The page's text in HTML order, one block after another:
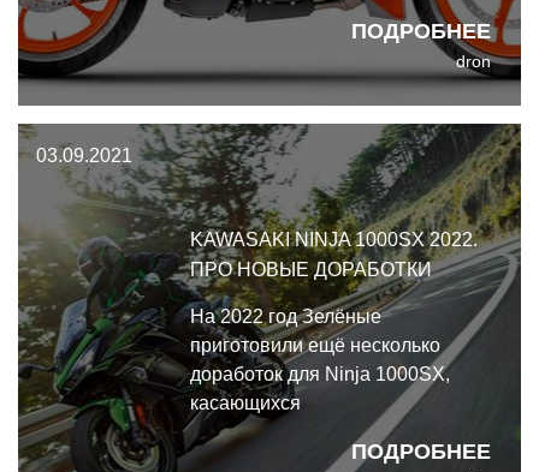
ПОДРОБНЕЕ
дизайном, ливреей и рядом
общих особенностей с недавно
анонсированными RC390 и
dron
03.09.2021
KAWASAKI NINJA 1000SX 2022.
ПРО НОВЫЕ ДОРАБОТКИ
ПОДРОБНЕЕ
На 2022 год Зелёные
приготовили ещё несколько
доработок для Ninja 1000SX,
касающихся
производительности, веса и
дизайна.